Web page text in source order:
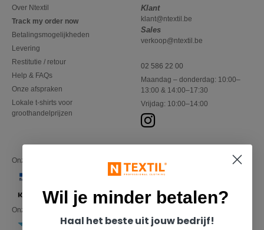
Over Ntextil
Track my order now
Betalingsmogelijkheden
Levering
Restitutie / retour
Help & FAQs
Onze afspraken
Lokale t-shirts voor
groothandelprijzen
Klant
klant@ntextil.be
Sales
verkoop@ntextil.be
02 586 22 00
Maandag – donderdag: 10:00–
13:00 & 14:00–17:30
Vrijdag: 10:00–14:00
Onze financiële partners
Onze transporteurs
Wil je minder betalen?
Haal het beste uit jouw bedrijf!